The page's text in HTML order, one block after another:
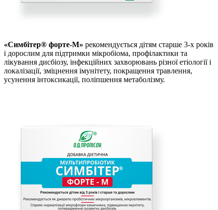
«Симбітер® форте-М» рекомендується дітям старше 3-х років
і дорослим для підтримки мікробіома, профілактики та
лікування дисбіозу, інфекційних захворювань різної етіології і
локалізації, зміцнення імунітету, покращення травлення,
усунення інтоксикації, поліпшення метаболізму.